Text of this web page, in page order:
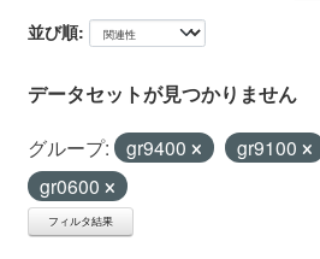
並び順
データセットが見つかりません
グループ: gr9400
gr9100
gr0600
フィルタ結果